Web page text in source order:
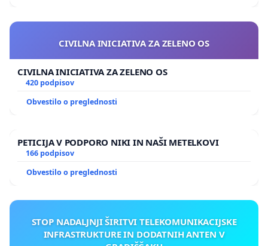
CIVILNA INICIATIVA ZA ZELENO OS
CIVILNA INICIATIVA ZA ZELENO OS
420 podpisov
Obvestilo o preglednosti
PETICIJA V PODPORO NIKI IN NAŠI METELKOVI
166 podpisov
Obvestilo o preglednosti
STOP NADALJNJI ŠIRITVI TELEKOMUNIKACIJSKE
INFRASTRUKTURE IN DODATNIH ANTEN V